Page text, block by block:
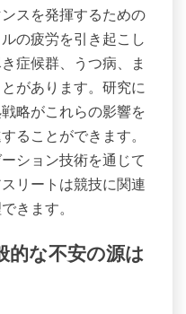
スを発揮するための
の疲労を引き起こし
症候群、うつ病、ま
があります。研究に
略がこれらの影響を
ることができます。
ション技術を通じて
リートは競技に関連
きます。
的な不安の源は